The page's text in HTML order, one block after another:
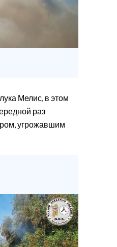
Мелис, в этом
раз
угрожавшим